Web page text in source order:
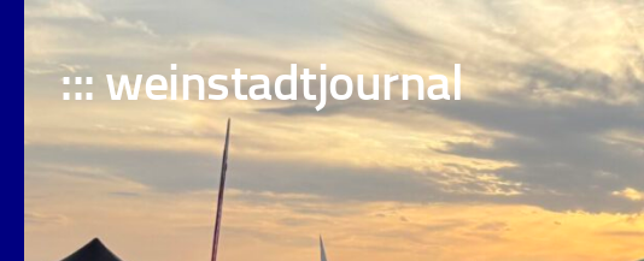
Skip to content
::: weinstadtjournal